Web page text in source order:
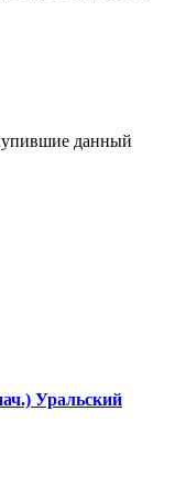
данный
Уральский